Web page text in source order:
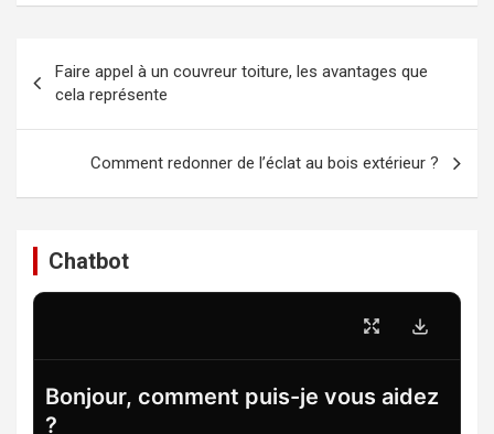
de
l’article
Faire appel à un couvreur toiture, les avantages que
cela représente
Comment redonner de l’éclat au bois extérieur ?
Chatbot
Bonjour, comment puis-je vous aidez
?